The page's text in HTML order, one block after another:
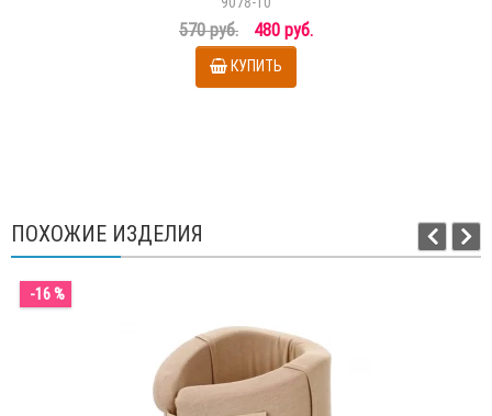
570 руб. 480 руб.
КУПИТЬ
ПОХОЖИЕ ИЗДЕЛИЯ
-16 %